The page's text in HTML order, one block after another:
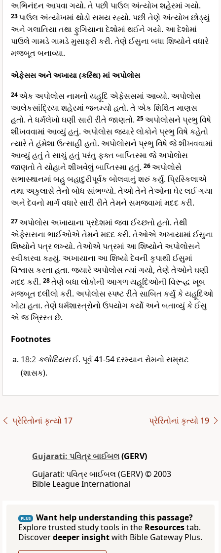
અભિનંદન આપવા ગયો. તે પછી પાઉલ અંત્યોખ શહેરમાં ગયો.
23પાઉલ અંત્યોખમાં થોડો સમય રહ્યો. પછી તેણે અંત્યોખ છોડ્યું
અને ગલાતિયા તથા ફુગિયાના દેશોમાં થઈને ગયો. આ દેશોમાં
પાઉલે ગામડે ગામડે મુસાફરી કરી. તેણે ઈસુના બધા શિષ્યોને વધારે
મજબૂત બનાવ્યા.
એફેસસ અને અખાયા (કરિંથ) માં અપોલોસ
24એક અપોલોસ નામનો યહૂદિ એફેસસમાં આવ્યો. અપોલોસ
આલેકસાંદ્રિયા શહેરમાં જનમ્યો હતો. તે એક શિક્ષિત માણસ
હતો. તે ધર્મલેખો ઘણી સારી રીતે જાણતો. 25અપોલોસને પ્રભુ વિષે
શીખવવામાં આવ્યું હતું. અપોલોસ જ્યારે લોકોને પ્રભુ વિષે કહેતો
ત્યારે તે હંમેશા ઉત્સાહી હતો. અપોલોસને પ્રભુ વિષે જે શીખવવામાં
આવ્યું હતું તે સાચું હતું પરંતુ ફક્ત બાપ્તિસ્મા જે અપોલોસ
જાણતો તે યોહાને શીખવેલું બાપ્તિસ્મા હતું. 26અપોલોસે
સભાસ્થાનમાં બહુ બહાદુરીપૂર્વક બોલવાનું શરું કર્યુ. પ્રિસ્કિલાએ
તથા અકુલાસે તેનો બોધ સાંભળ્યો. તેઓ તેને તેઓના ઘેર લઈ ગયા
અને દેવનો માર્ગ વધારે સારી રીતે તેમને સમજવામાં મદદ કરી.
27અપોલોસ અખાયાના પ્રદેશમાં જવા ઈચ્છતો હતો. તેથી
એફેસસના ભાઈઓએ તેમને મદદ કરી. તેઓએ અખાયામાં ઈસુના
શિષ્યોને પત્ર લખ્યો. તેઓએ પત્રમાં આ શિષ્યોને અપોલોસને
સ્વીકારવા કહ્યું. અખાયાના આ શિષ્યો દેવની કૃપાથી ઈસુમાં
વિશ્વાસ કરતા હતા. જ્યારે અપોલોસ ત્યાં ગયો, તેણે તેઓને ઘણી
મદદ કરી. 28તેણે બધા લોકોની આગળ યહૂદિઓની વિરૂદ્ધ ખૂબ
મજબૂત દલીલો કરી. અપોલોસ સ્પષ્ટ રીતે સાબિત કર્યુ કે યહૂદિઓ
ખોટા હતા. તેણે ધર્મશાસ્ત્રોનો ઉપયોગ કર્યો અને બતાવ્યું કે ઈસુ
એ જ ખ્રિસ્ત છે.
Footnotes
18:2 કલોદિયસઈ. પૂર્વ 41-54 દરમ્યાન રોમનો સમ્રાટ
(શાસક).
પ્રેરિતોનાં કૃત્યો 17 પ્રેરિતોનાં કૃત્યો 19
Gujarati: પવિત્ર બાઈબલ(GERV)
Gujarati: પવિત્ર બાઈબલ (GERV) © 2003
Bible League International
PLUS
Want help understanding this passage?
Explore trusted study tools in the Resourcestab.
Discoverdeeper insightwith Bible Gateway Plus.